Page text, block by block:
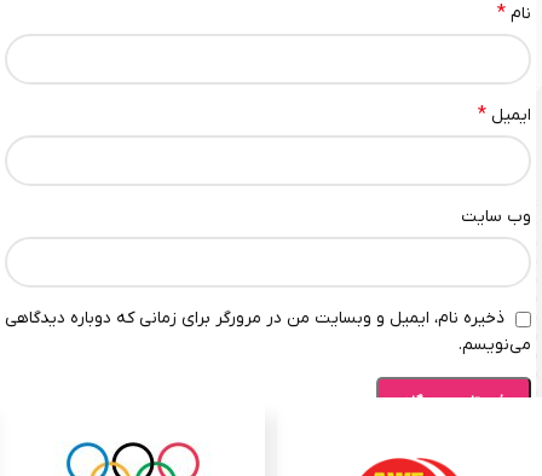
نام *
ایمیل *
وب‌ سایت
ذخیره نام، ایمیل و وبسایت من در مرورگر برای زمانی که دوباره دیدگاهی
می‌نویسم.